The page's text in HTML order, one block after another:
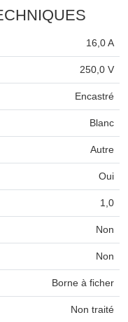
16,0 A
250,0 V
Encastré
Blanc
Autre
Oui
1,0
Non
Non
Borne à ficher
Non traité